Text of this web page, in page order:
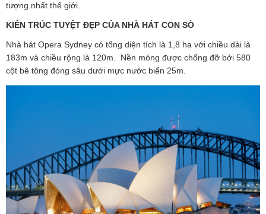
tượng nhất thế giới.
KIẾN TRÚC TUYỆT ĐẸP CỦA NHÀ HÁT CON SÒ
Nhà hát Opera Sydney có tổng diện tích là 1,8 ha với chiều dài là
183m và chiều rộng là 120m. Nền móng được chống đỡ bởi 580
cột bê tông đóng sâu dưới mực nước biển 25m.